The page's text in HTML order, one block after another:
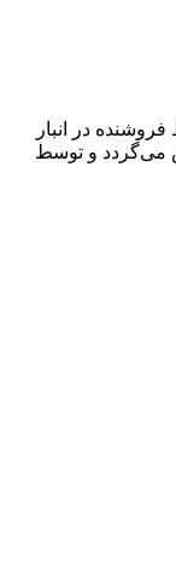
در انبار
می‌گردد و توسط